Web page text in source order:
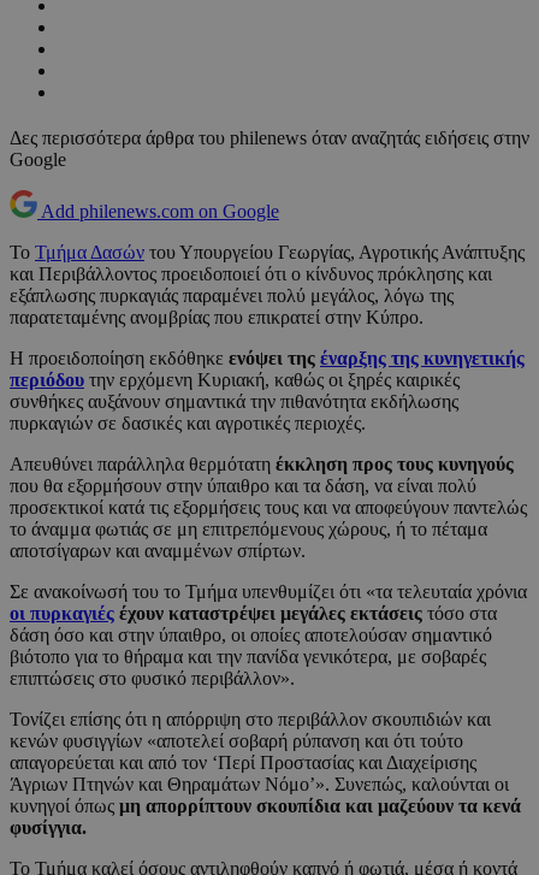
Δες περισσότερα άρθρα του philenews όταν αναζητάς ειδήσεις στην
Google
Add philenews.com on Google
Το Τμήμα Δασών του Υπουργείου Γεωργίας, Αγροτικής Ανάπτυξης
και Περιβάλλοντος προειδοποιεί ότι ο κίνδυνος πρόκλησης και
εξάπλωσης πυρκαγιάς παραμένει πολύ μεγάλος, λόγω της
παρατεταμένης ανομβρίας που επικρατεί στην Κύπρο.
Η προειδοποίηση εκδόθηκε ενόψει της έναρξης της κυνηγετικής
περιόδου την ερχόμενη Κυριακή, καθώς οι ξηρές καιρικές
συνθήκες αυξάνουν σημαντικά την πιθανότητα εκδήλωσης
πυρκαγιών σε δασικές και αγροτικές περιοχές.
Απευθύνει παράλληλα θερμότατη έκκληση προς τους κυνηγούς
που θα εξορμήσουν στην ύπαιθρο και τα δάση, να είναι πολύ
προσεκτικοί κατά τις εξορμήσεις τους και να αποφεύγουν παντελώς
το άναμμα φωτιάς σε μη επιτρεπόμενους χώρους, ή το πέταμα
αποτσίγαρων και αναμμένων σπίρτων.
Σε ανακοίνωσή του το Τμήμα υπενθυμίζει ότι «τα τελευταία χρόνια
οι πυρκαγιές έχουν καταστρέψει μεγάλες εκτάσεις τόσο στα
δάση όσο και στην ύπαιθρο, οι οποίες αποτελούσαν σημαντικό
βιότοπο για το θήραμα και την πανίδα γενικότερα, με σοβαρές
επιπτώσεις στο φυσικό περιβάλλον».
Τονίζει επίσης ότι η απόρριψη στο περιβάλλον σκουπιδιών και
κενών φυσιγγίων «αποτελεί σοβαρή ρύπανση και ότι τούτο
απαγορεύεται και από τον ‘Περί Προστασίας και Διαχείρισης
Άγριων Πτηνών και Θηραμάτων Νόμο’». Συνεπώς, καλούνται οι
κυνηγοί όπως μη απορρίπτουν σκουπίδια και μαζεύουν τα κενά
φυσίγγια.
Το Τμήμα καλεί όσους αντιληφθούν καπνό ή φωτιά, μέσα ή κοντά